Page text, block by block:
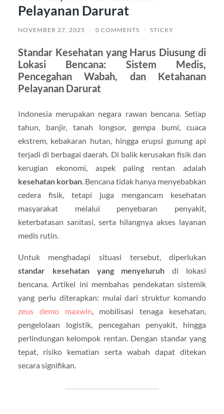
Pelayanan Darurat
NOVEMBER 27, 2025 / 0 COMMENTS / STICKY
Standar Kesehatan yang Harus Diusung di
Lokasi Bencana: Sistem Medis,
Pencegahan Wabah, dan Ketahanan
Pelayanan Darurat
Indonesia merupakan negara rawan bencana. Setiap
tahun, banjir, tanah longsor, gempa bumi, cuaca
ekstrem, kebakaran hutan, hingga erupsi gunung api
terjadi di berbagai daerah. Di balik kerusakan fisik dan
kerugian ekonomi, aspek paling rentan adalah
kesehatan korban. Bencana tidak hanya menyebabkan
cedera fisik, tetapi juga mengancam kesehatan
masyarakat melalui penyebaran penyakit,
keterbatasan sanitasi, serta hilangnya akses layanan
medis rutin.
Untuk menghadapi situasi tersebut, diperlukan
standar kesehatan yang menyeluruh di lokasi
bencana. Artikel ini membahas pendekatan sistemik
yang perlu diterapkan: mulai dari struktur komando
zeus demo maxwin , mobilisasi tenaga kesehatan,
pengelolaan logistik, pencegahan penyakit, hingga
perlindungan kelompok rentan. Dengan standar yang
tepat, risiko kematian serta wabah dapat ditekan
secara signifikan.